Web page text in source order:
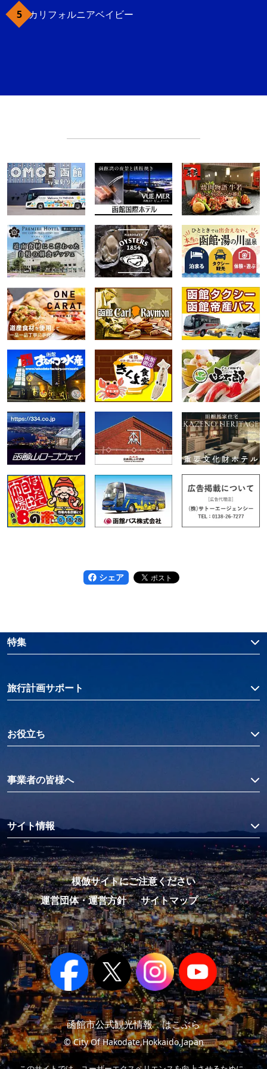
カリフォルニアベイビー
シェア
特集
旅行計画サポート
お役立ち
事業者の皆様へ
サイト情報
模倣サイトにご注意ください
運営団体・運営方針
サイトマップ
函館市公式観光情報 はこぶら
© City Of Hakodate,Hokkaido,Japan